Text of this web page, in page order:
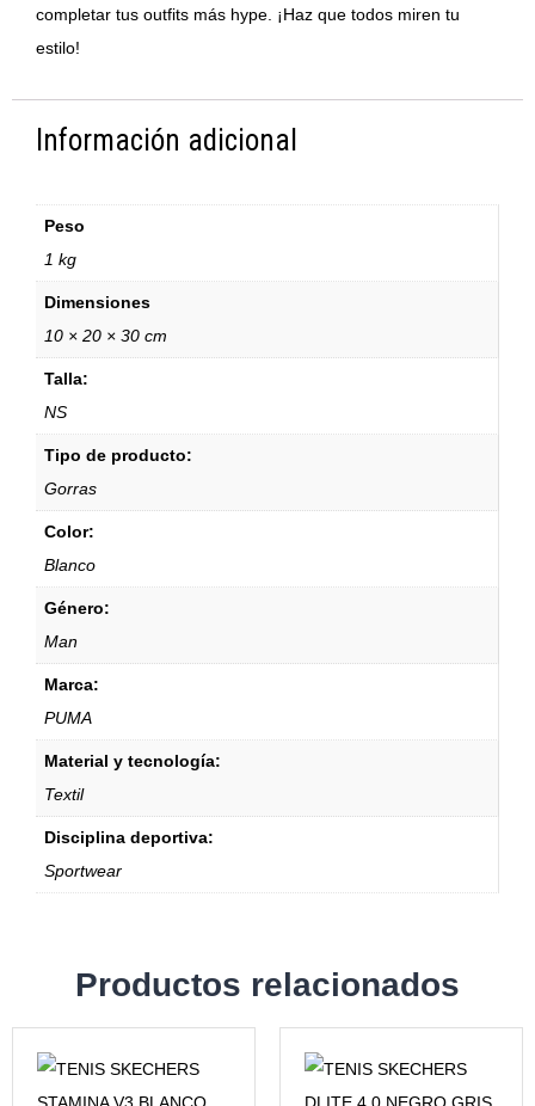
completar tus outfits más hype. ¡Haz que todos miren tu
estilo!
Información adicional
Peso
1 kg
Dimensiones
10 × 20 × 30 cm
Talla:
NS
Tipo de producto:
Gorras
Color:
Blanco
Género:
Man
Marca:
PUMA
Material y tecnología:
Textil
Disciplina deportiva:
Sportwear
Productos relacionados